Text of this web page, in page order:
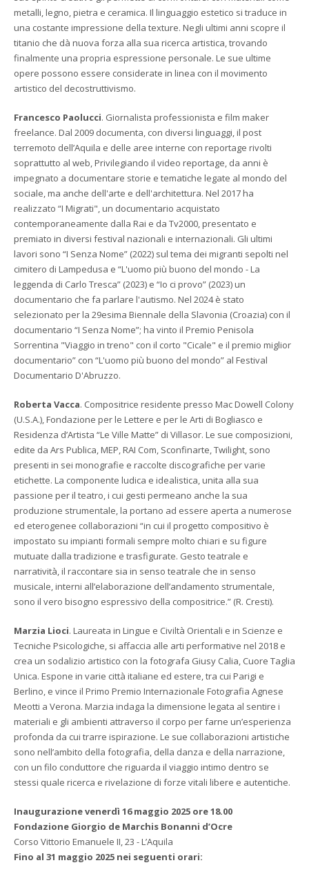
metalli, legno, pietra e ceramica. Il linguaggio estetico si traduce in
una costante impressione della texture. Negli ultimi anni scopre il
titanio che dà nuova forza alla sua ricerca artistica, trovando
finalmente una propria espressione personale. Le sue ultime
opere possono essere considerate in linea con il movimento
artistico del decostruttivismo.
Francesco Paolucci. Giornalista professionista e film maker
freelance. Dal 2009 documenta, con diversi linguaggi, il post
terremoto dell’Aquila e delle aree interne con reportage rivolti
soprattutto al web, Privilegiando il video reportage, da anni è
impegnato a documentare storie e tematiche legate al mondo del
sociale, ma anche dell'arte e dell'architettura. Nel 2017 ha
realizzato “I Migrati", un documentario acquistato
contemporaneamente dalla Rai e da Tv2000, presentato e
premiato in diversi festival nazionali e internazionali. Gli ultimi
lavori sono “I Senza Nome” (2022) sul tema dei migranti sepolti nel
cimitero di Lampedusa e “L'uomo più buono del mondo - La
leggenda di Carlo Tresca” (2023) e “Io ci provo” (2023) un
documentario che fa parlare l'autismo. Nel 2024 è stato
selezionato per la 29esima Biennale della Slavonia (Croazia) con il
documentario “I Senza Nome”; ha vinto il Premio Penisola
Sorrentina "Viaggio in treno" con il corto "Cicale" e il premio miglior
documentario” con “L'uomo più buono del mondo” al Festival
Documentario D'Abruzzo.
Roberta Vacca. Compositrice residente presso Mac Dowell Colony
(U.S.A.), Fondazione per le Lettere e per le Arti di Bogliasco e
Residenza d’Artista “Le Ville Matte” di Villasor. Le sue composizioni,
edite da Ars Publica, MEP, RAI Com, Sconfinarte, Twilight, sono
presenti in sei monografie e raccolte discografiche per varie
etichette. La componente ludica e idealistica, unita alla sua
passione per il teatro, i cui gesti permeano anche la sua
produzione strumentale, la portano ad essere aperta a numerose
ed eterogenee collaborazioni “in cui il progetto compositivo è
impostato su impianti formali sempre molto chiari e su figure
mutuate dalla tradizione e trasfigurate. Gesto teatrale e
narratività, il raccontare sia in senso teatrale che in senso
musicale, interni all’elaborazione dell’andamento strumentale,
sono il vero bisogno espressivo della compositrice.” (R. Cresti).
Marzia Lioci. Laureata in Lingue e Civiltà Orientali e in Scienze e
Tecniche Psicologiche, si affaccia alle arti performative nel 2018 e
crea un sodalizio artistico con la fotografa Giusy Calia, Cuore Taglia
Unica. Espone in varie città italiane ed estere, tra cui Parigi e
Berlino, e vince il Primo Premio Internazionale Fotografia Agnese
Meotti a Verona. Marzia indaga la dimensione legata al sentire i
materiali e gli ambienti attraverso il corpo per farne un’esperienza
profonda da cui trarre ispirazione. Le sue collaborazioni artistiche
sono nell’ambito della fotografia, della danza e della narrazione,
con un filo conduttore che riguarda il viaggio intimo dentro se
stessi quale ricerca e rivelazione di forze vitali libere e autentiche.
Inaugurazione venerdì 16 maggio 2025 ore 18.00
Fondazione Giorgio de Marchis Bonanni d’Ocre
Corso Vittorio Emanuele II, 23 - L’Aquila
Fino al 31 maggio 2025 nei seguenti orari: